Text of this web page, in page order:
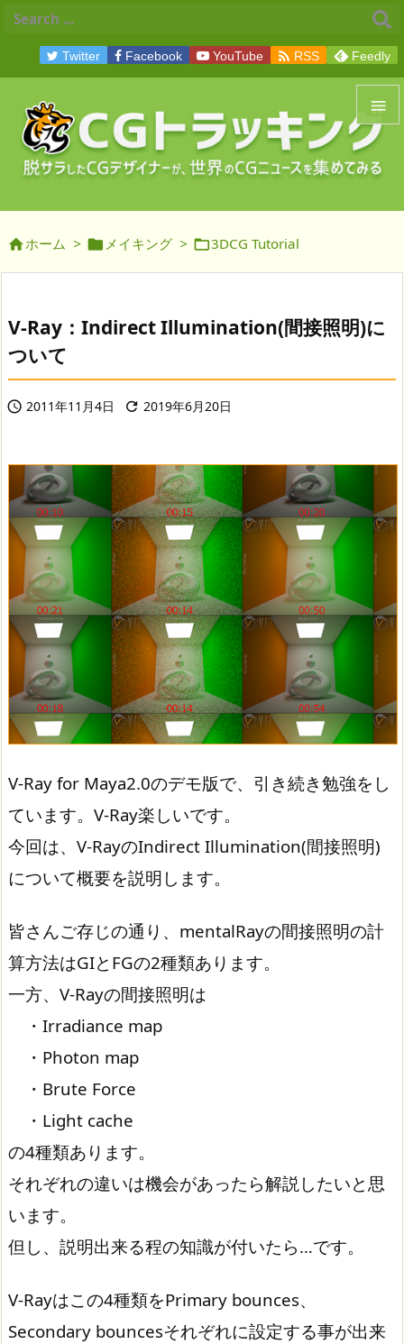


メニュ
前へ
次へ
Twitter Facebook YouTube  RSS Feedly
ホーム >  メイキング > 3DCG Tutorial
V-Ray：Indirect Illumination(間接照明)に
ついて
 2011年11月4日  2019年6月20日
V-Ray for Maya2.0のデモ版で、引き続き勉強をし
ています。V-Ray楽しいです。
今回は、V-RayのIndirect Illumination(間接照明)
について概要を説明します。
皆さんご存じの通り、mentalRayの間接照明の計
算方法はGIとFGの2種類あります。
一方、V-Rayの間接照明は
・Irradiance map
・Photon map
・Brute Force
・Light cache
の4種類あります。
それぞれの違いは機会があったら解説したいと思
います。
但し、説明出来る程の知識が付いたら…です。
V-Rayはこの4種類をPrimary bounces、
Secondary bouncesそれぞれに設定する事が出来